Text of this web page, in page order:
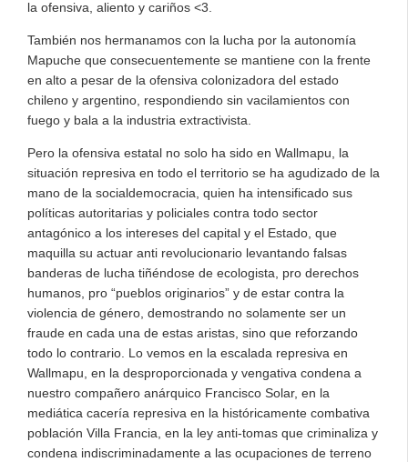
la ofensiva, aliento y cariños <3.
También nos hermanamos con la lucha por la autonomía
Mapuche que consecuentemente se mantiene con la frente
en alto a pesar de la ofensiva colonizadora del estado
chileno y argentino, respondiendo sin vacilamientos con
fuego y bala a la industria extractivista.
Pero la ofensiva estatal no solo ha sido en Wallmapu, la
situación represiva en todo el territorio se ha agudizado de la
mano de la socialdemocracia, quien ha intensificado sus
políticas autoritarias y policiales contra todo sector
antagónico a los intereses del capital y el Estado, que
maquilla su actuar anti revolucionario levantando falsas
banderas de lucha tiñéndose de ecologista, pro derechos
humanos, pro “pueblos originarios” y de estar contra la
violencia de género, demostrando no solamente ser un
fraude en cada una de estas aristas, sino que reforzando
todo lo contrario. Lo vemos en la escalada represiva en
Wallmapu, en la desproporcionada y vengativa condena a
nuestro compañero anárquico Francisco Solar, en la
mediática cacería represiva en la históricamente combativa
población Villa Francia, en la ley anti-tomas que criminaliza y
condena indiscriminadamente a las ocupaciones de terreno